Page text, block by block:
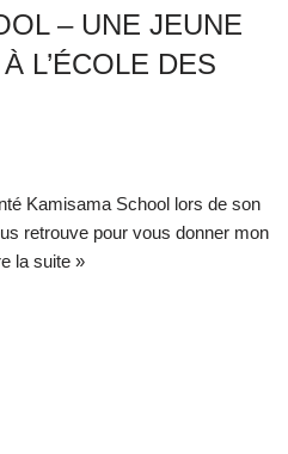
– UNE JEUNE
L’ÉCOLE DES
Kamisama School lors de son
retrouve pour vous donner mon
la suite »